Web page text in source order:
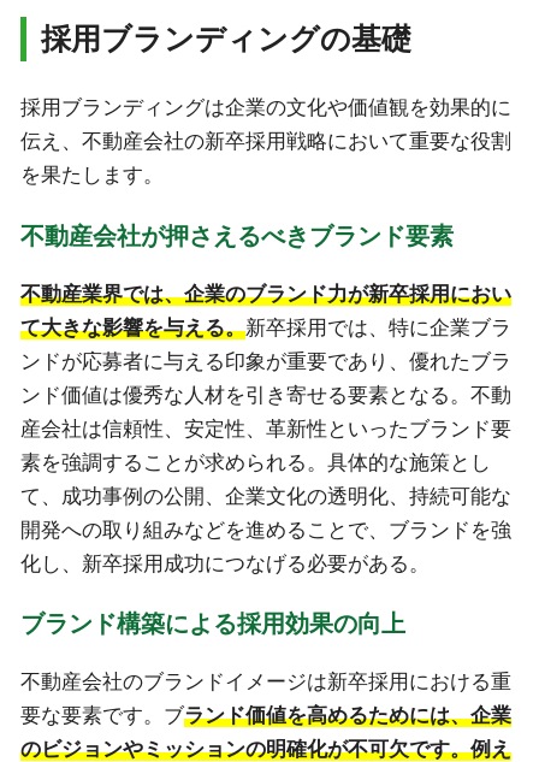
採用ブランディングの基礎
採用ブランディングは企業の文化や価値観を効果的に
伝え、不動産会社の新卒採用戦略において重要な役割
を果たします。
不動産会社が押さえるべきブランド要素
不動産業界では、企業のブランド力が新卒採用におい
て大きな影響を与える。新卒採用では、特に企業ブラ
ンドが応募者に与える印象が重要であり、優れたブラ
ンド価値は優秀な人材を引き寄せる要素となる。不動
産会社は信頼性、安定性、革新性といったブランド要
素を強調することが求められる。具体的な施策とし
て、成功事例の公開、企業文化の透明化、持続可能な
開発への取り組みなどを進めることで、ブランドを強
化し、新卒採用成功につなげる必要がある。
ブランド構築による採用効果の向上
不動産会社のブランドイメージは新卒採用における重
要な要素です。ブランド価値を高めるためには、企業
のビジョンやミッションの明確化が不可欠です。例え